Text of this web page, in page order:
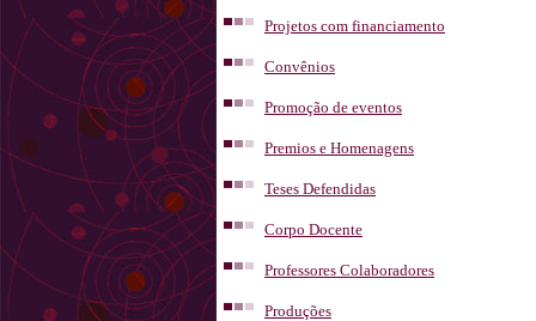
Projetos com financiamento
Convênios
Promoção de eventos
Premios e Homenagens
Teses Defendidas
Corpo Docente
Professores Colaboradores
Produções